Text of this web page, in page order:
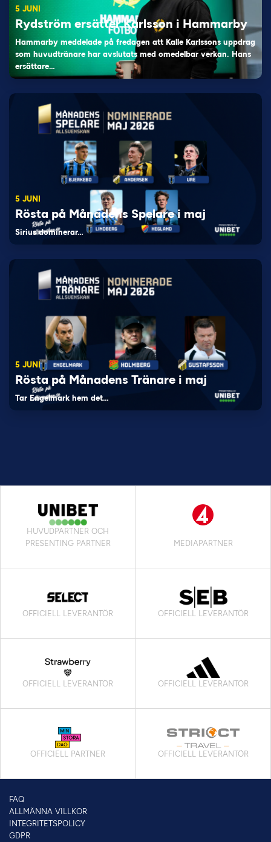
5 JUNI
Rydström ersätter Karlsson i Hammarby
Hammarby meddelade på fredagen att Kalle Karlssons uppdrag
som huvudtränare har avslutats med omedelbar verkan. Hans
ersättare…
5 JUNI
Rösta på Månadens Spelare i maj
Sirius dominerar…
5 JUNI
Rösta på Månadens Tränare i maj
Tar Engelmark hem det…
HUVUDPARTNER OCH
PRESENTING PARTNER
MEDIAPARTNER
OFFICIELL LEVERANTÖR OFFICIELL LEVERANTÖR
OFFICIELL LEVERANTÖR OFFICIELL LEVERANTÖR
OFFICIELL PARTNER OFFICIELL LEVERANTÖR
FAQ
ALLMÄNNA VILLKOR
INTEGRITETSPOLICY
GDPR